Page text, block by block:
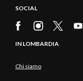
SOCIAL
IN LOMBARDIA
Chi siamo